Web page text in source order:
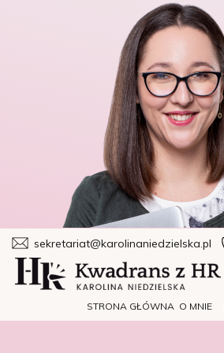
O MNIE
sekretariat@karolinaniedzielska.pl
STRONA GŁÓWNA